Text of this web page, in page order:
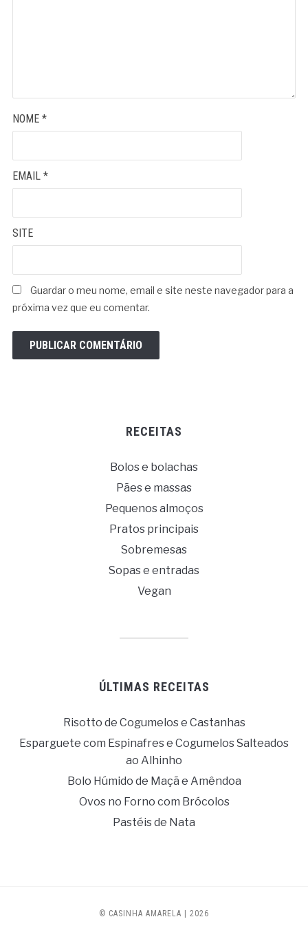
NOME *
EMAIL *
SITE
Guardar o meu nome, email e site neste navegador para a
próxima vez que eu comentar.
RECEITAS
Bolos e bolachas
Pães e massas
Pequenos almoços
Pratos principais
Sobremesas
Sopas e entradas
Vegan
ÚLTIMAS RECEITAS
Risotto de Cogumelos e Castanhas
Esparguete com Espinafres e Cogumelos Salteados
ao Alhinho
Bolo Húmido de Maçã e Amêndoa
Ovos no Forno com Brócolos
Pastéis de Nata
© CASINHA AMARELA | 2026